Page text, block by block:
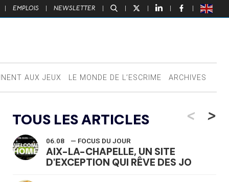
| EMPLOIS | NEWSLETTER | | | | |
AUX JEUX LE MONDE DE L’ESCRIME ARCHIVES
TOUS LES ARTICLES <
06.08 — FOCUS DU JOUR
AIX-LA-CHAPELLE, UN SITE
D'EXCEPTION QUI RÊVE DES JO
>